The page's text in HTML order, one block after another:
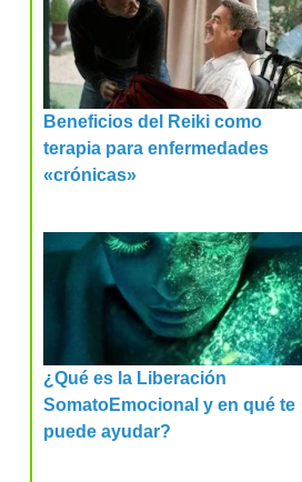
Beneficios del Reiki como
terapia para enfermedades
«crónicas»
¿Qué es la Liberación
SomatoEmocional y en qué te
puede ayudar?